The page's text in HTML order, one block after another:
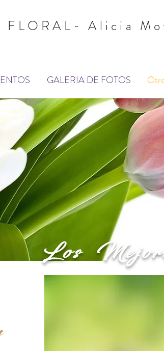
GALERIA DE FOTOS
FLORAL- Alicia
Los
una amplia gama de